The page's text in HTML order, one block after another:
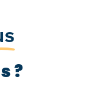
?